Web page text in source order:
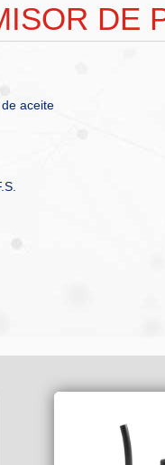
DE
aceite